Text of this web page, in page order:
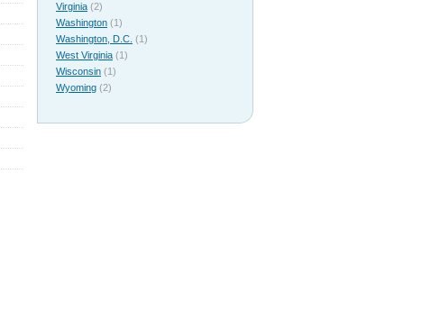
Virginia (2)
Washington (1)
Washington, D.C. (1)
West Virginia (1)
Wisconsin (1)
Wyoming (2)